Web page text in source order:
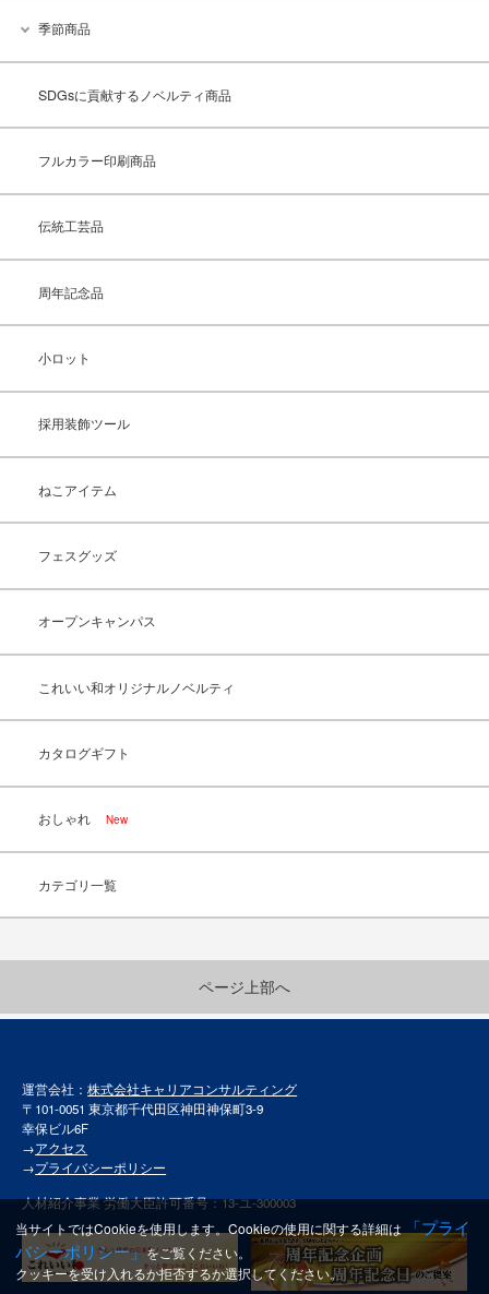
季節商品
SDGsに貢献するノベルティ商品
フルカラー印刷商品
伝統工芸品
周年記念品
小ロット
採用装飾ツール
ねこアイテム
フェスグッズ
オープンキャンパス
これいい和オリジナルノベルティ
カタログギフト
おしゃれ New
カテゴリ一覧
ページ上部へ
運営会社：株式会社キャリアコンサルティング
〒101-0051 東京都千代田区神田神保町3-9
幸保ビル6F
→アクセス
→プライバシーポリシー
人材紹介事業 労働大臣許可番号：13-ユ-300003
当サイトではCookieを使用します。Cookieの使用に関する詳細は
「プライ
バシーポリシー」をご覧ください。
クッキーを受け入れるか拒否するか選択してください。